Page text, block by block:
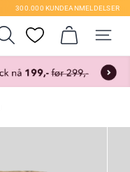
300.000 KUNDEANMELDELSER